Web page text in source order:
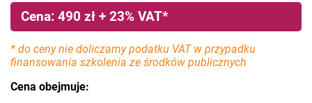
Cena: 490 zł + 23% VAT*
* do ceny nie doliczamy podatku VAT w przypadku
finansowania szkolenia ze środków publicznych
Cena obejmuje: